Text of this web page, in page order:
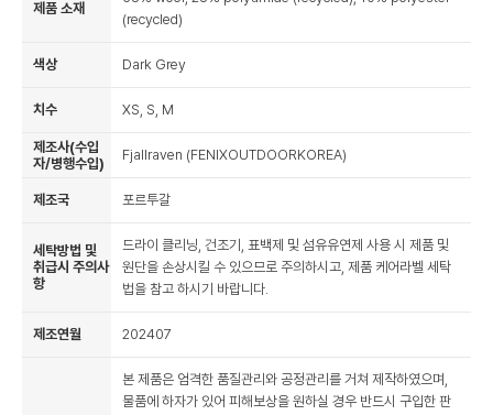
제품 소재
(recycled)
색상 Dark Grey
치수 XS, S, M
제조사(수입
자/병행수입)
Fjallraven (FENIXOUTDOORKOREA)
제조국 포르투갈
세탁방법 및
취급시 주의사
항
드라이 클리닝, 건조기, 표백제 및 섬유유연제 사용 시 제품 및
원단을 손상시킬 수 있으므로 주의하시고, 제품 케어라벨 세탁
법을 참고 하시기 바랍니다.
제조연월 202407
본 제품은 엄격한 품질관리와 공정관리를 거쳐 제작하였으며,
물품에 하자가 있어 피해보상을 원하실 경우 반드시 구입한 판